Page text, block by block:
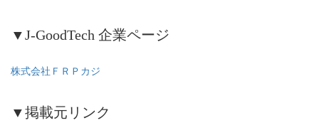
▼J-GoodTech 企業ページ
株式会社ＦＲＰカジ
▼掲載元リンク